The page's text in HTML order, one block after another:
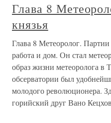
Глава 8
князья
Глава 8 Метеоролог.
работа и дом. Он стал
образ жизни метеоролога в
обсерватории был
молодого революционера.
горийский друг Вано